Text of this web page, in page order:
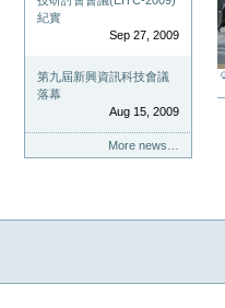
紀實
Sep 27, 2009
第九屆新興資訊科技會議
落幕
Aug 15, 2009
More news…